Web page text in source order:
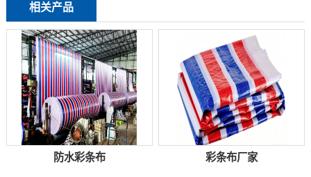
相关产品
防水彩条布 彩条布厂家